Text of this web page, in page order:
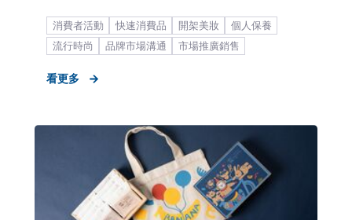
消費者活動 快速消費品 開架美妝
個人保養
流行時尚
品牌市場溝通
市場推廣銷售
看更多